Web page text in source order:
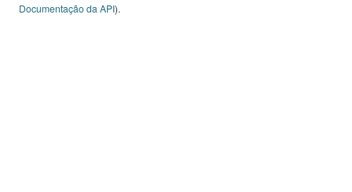
Documentação da API).